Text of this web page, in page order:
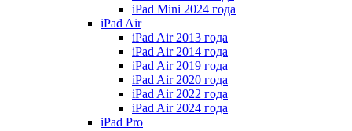
iPad Mini 2024 года
iPad Air
iPad Air 2013 года
iPad Air 2014 года
iPad Air 2019 года
iPad Air 2020 года
iPad Air 2022 года
iPad Air 2024 года
iPad Pro